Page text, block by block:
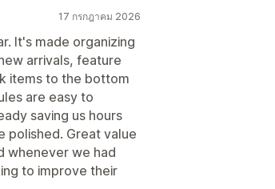
17 กรกฎาคม 2026
It's made organizing
arrivals, feature
items to the bottom
are easy to
saving us hours
polished. Great value
whenever we had
to improve their